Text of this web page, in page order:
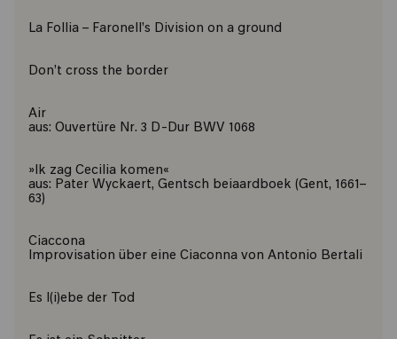
La Follia – Faronell’s Division on a ground
Don’t cross the border
Air
aus: Ouvertüre Nr. 3 D-Dur BWV 1068
»Ik zag Cecilia komen«
aus: Pater Wyckaert, Gentsch beiaardboek (Gent, 1661–
63)
Ciaccona
Improvisation über eine Ciaconna von Antonio Bertali
Es l(i)ebe der Tod